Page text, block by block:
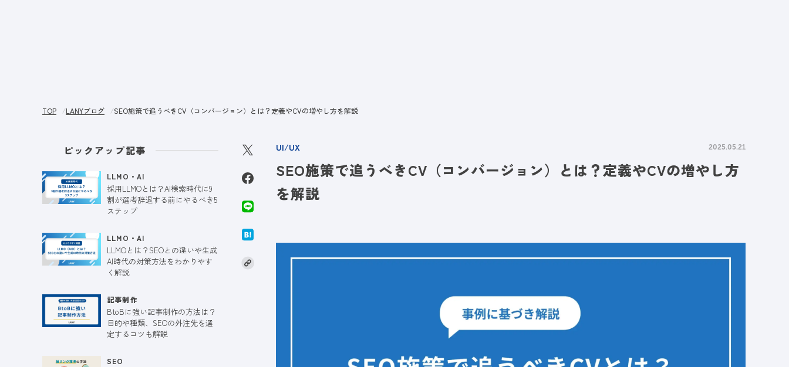
TOP LANYブログ SEO施策で追うべきCV（コンバージョン）とは？定義やCVの増やし方を解説
UI/UX 2025.05.21
SEO施策で追うべきCV（コンバージョン）とは？定義やCVの増やし方
を解説
ピックアップ記事
LLMO・AI
採用LLMOとは？AI検索時代に9
割が選考辞退する前にやるべき5
ステップ
LLMO・AI
LLMOとは？SEOとの違いや生成
AI時代の対策方法をわかりやす
く解説
記事制作
BtoBに強い記事制作の方法は？
目的や種類、SEOの外注先を選
定するコツも解説
SEO